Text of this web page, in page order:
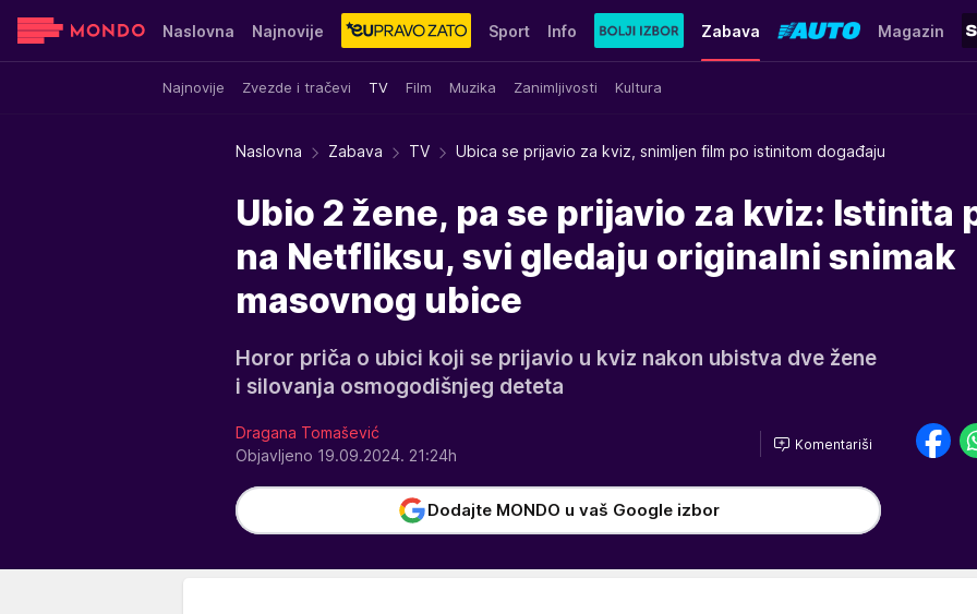
Naslovna Najnovije Sport Info Zabava
Najnovije Zvezde i tračevi TV Film Muzika Zanimljivosti Kultura
Magazin
Sensa Stvar ukusa Yumama
Naslovna Zabava TV Ubica se prijavio za kviz, snimljen film po istinitom događaju
Ubio 2 žene, pa se prijavio za kviz: Istinita
na Netfliksu, svi gledaju originalni snimak
masovnog ubice
Horor priča o ubici koji se prijavio u kviz nakon ubistva dve žene
i silovanja osmogodišnjeg deteta
Dragana Tomašević
Objavljeno 19.09.2024. 21:24h
Komentariši
Dodajte MONDO u vaš Google izbor